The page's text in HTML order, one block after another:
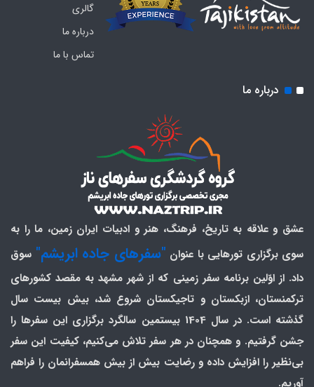
گالری
درباره ما
تماس با ما
درباره ما
عشق و علاقه به تاریخ، فرهنگ، هنر و ادبیات ایران زمین، ما را به
سوی برگزاری تورهایی با عنوان "سفرهای جاده ابریشم" سوق
داد. از اوّلین برنامه سفر زمینی که از شهر مشهد به مقصد کشورهای
ترکمنستان، ازبکستان و تاجیکستان شروع شد، بیش بیست سال
گذشته است. در سال 1404 بیستمین سالگرد برگزاری این سفرها را
جشن گرفتیم. و همچنان در هر سفر تلاش می‌کنیم، کیفیت این سفر
بی‌نظیر را افزایش داده و رضایت بیش از بیش همسفرانمان را فراهم
آوریم.